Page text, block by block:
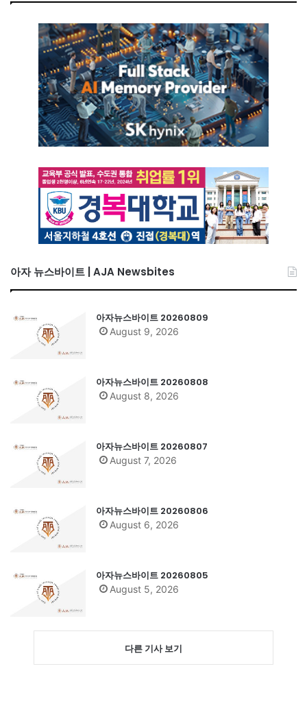
아자 뉴스바이트 | AJA Newsbites
아자뉴스바이트 20260809
August 9, 2026
아자뉴스바이트 20260808
August 8, 2026
아자뉴스바이트 20260807
August 7, 2026
아자뉴스바이트 20260806
August 6, 2026
아자뉴스바이트 20260805
August 5, 2026
다른 기사 보기